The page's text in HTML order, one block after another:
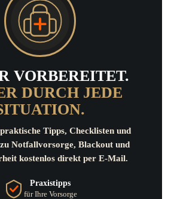
VORBEREITET.
DURCH JEDE
Tipps, Checklisten und
Notfallvorsorge, Blackout und
kostenlos direkt per E-Mail.
Praxistipps
für Ihre Vorsorge